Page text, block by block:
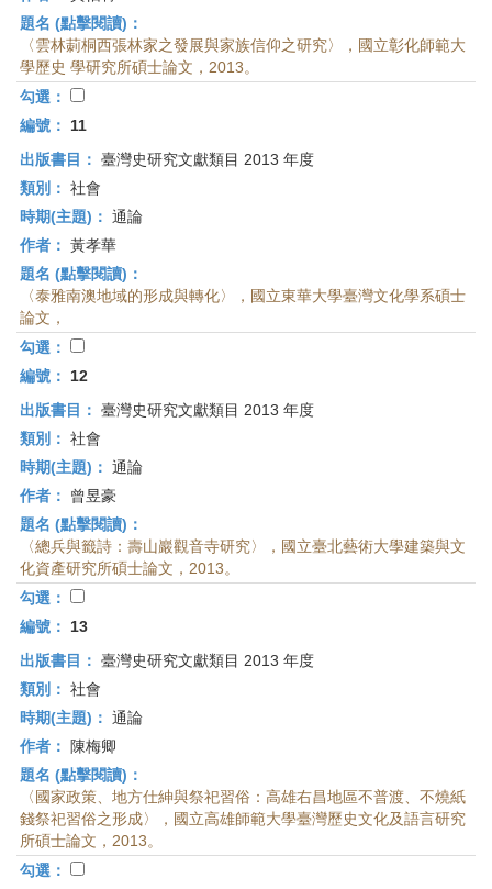
題名 (點擊閱讀)：
〈雲林莿桐西張林家之發展與家族信仰之研究〉，國立彰化師範大
學歷史 學研究所碩士論文，2013。
勾選：
編號：
11
出版書目： 臺灣史研究文獻類目 2013 年度
類別： 社會
時期(主題)： 通論
作者： 黃孝華
題名 (點擊閱讀)：
〈泰雅南澳地域的形成與轉化〉，國立東華大學臺灣文化學系碩士
論文，
勾選：
編號：
12
出版書目： 臺灣史研究文獻類目 2013 年度
類別： 社會
時期(主題)： 通論
作者：
曾昱豪
題名 (點擊閱讀)：
〈總兵與籤詩：壽山巖觀音寺研究〉，國立臺北藝術大學建築與文
化資產研究所碩士論文，2013。
勾選：
編號：
13
出版書目： 臺灣史研究文獻類目 2013 年度
類別： 社會
時期(主題)： 通論
作者：
陳梅卿
題名 (點擊閱讀)：
〈國家政策、地方仕紳與祭祀習俗：高雄右昌地區不普渡、不燒紙
錢祭祀習俗之形成〉，國立高雄師範大學臺灣歷史文化及語言研究
所碩士論文，2013。
勾選：